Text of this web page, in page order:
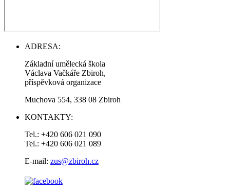
ADRESA:
Základní umělecká škola
Václava Vačkáře Zbiroh,
příspěvková organizace
Muchova 554, 338 08 Zbiroh
KONTAKTY:
Tel.: +420 606 021 090
Tel.: +420 606 021 089
E-mail: zus@zbiroh.cz